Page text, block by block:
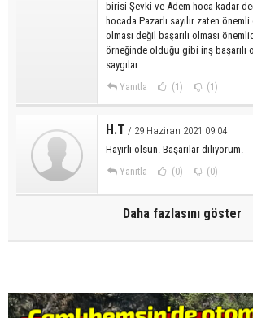
birisi Şevki ve Adem hoca kadar
hocada Pazarlı sayılır zaten önemli
olması değil başarılı olması
örneğinde olduğu gibi inş başarılı
saygılar.
Yanıtla (1) (1)
H.T / 29 Haziran 2021 09:04
Hayırlı olsun. Başarılar diliyorum.
Yanıtla (0) (0)
Daha fazlasını göster